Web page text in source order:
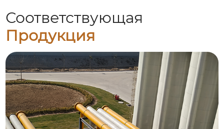
Соответствующая
Продукция